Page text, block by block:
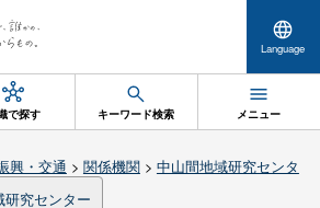
Language
で探す キーワード検索 メニュー
興・交通 > 関係機関> 中山間地域研究センタ
研究センター